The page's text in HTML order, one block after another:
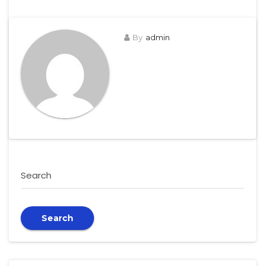
By admin
Search
Search